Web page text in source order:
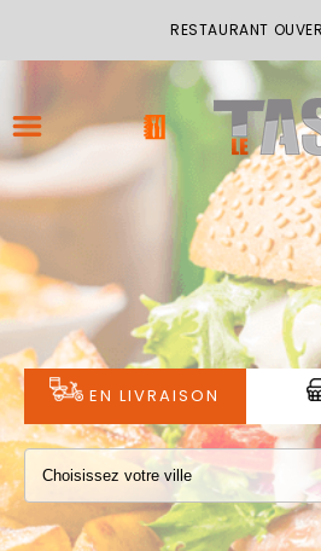
RESTAURANT
ACCUEIL
LA CARTE
VOTRE COMPTE
NOTRE RESTAURANT
VOS AVIS
MENTIONS LÉGALES
EN LIVRAISON